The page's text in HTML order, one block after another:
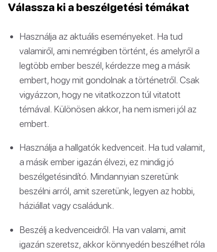
Válassza ki a beszélgetési témákat
Használja az aktuális eseményeket. Ha tud
valamiről, ami nemrégiben történt, és amelyről a
legtöbb ember beszél, kérdezze meg a másik
embert, hogy mit gondolnak a történetről. Csak
vigyázzon, hogy ne vitatkozzon túl vitatott
témával. Különösen akkor, ha nem ismeri jól az
embert.
Használja a hallgatók kedvenceit. Ha tud valamit,
a másik ember igazán élvezi, ez mindig jó
beszélgetésindító. Mindannyian szeretünk
beszélni arról, amit szeretünk, legyen az hobbi,
háziállat vagy családunk.
Beszélj a kedvenceidről. Ha van valami, amit
igazán szeretsz, akkor könnyedén beszélhet róla